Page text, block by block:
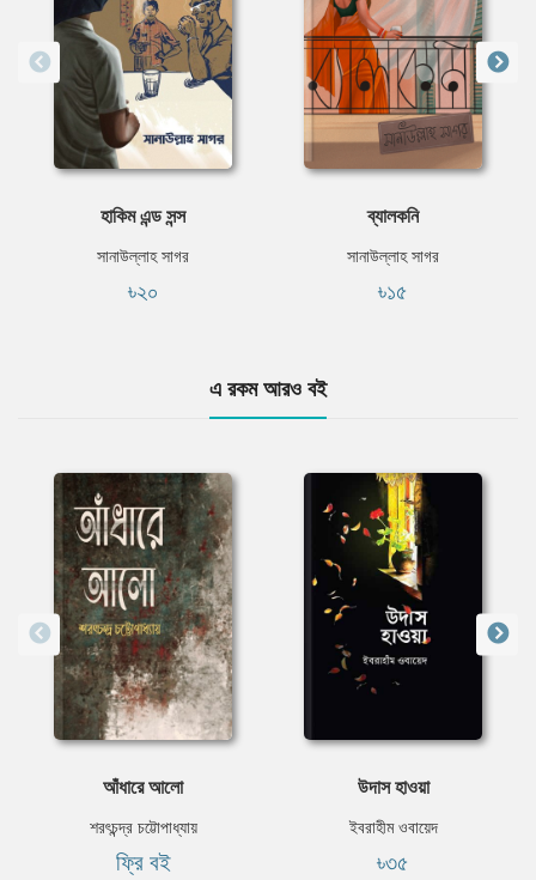
হাকিম এন্ড সন্স
সানাউল্লাহ সাগর
৳২০
ব্যালকনি
সানাউল্লাহ সাগর
৳১৫
এ রকম আরও বই
আঁধারে আলো
শরৎচন্দ্র চট্টোপাধ্যায়
ফ্রি বই
উদাস হাওয়া
ইবরাহীম ওবায়েদ
৳৩৫